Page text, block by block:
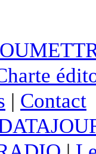
| Contact